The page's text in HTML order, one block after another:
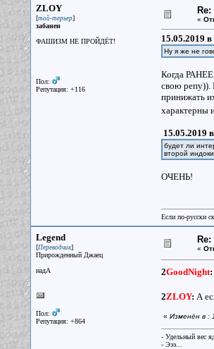
ZLOY
[той-терьер]
забанен
ФАШИЗМ НЕ ПРОЙДЁТ!
Пол:
Репутация: +116
«
15.05.2019
Ну я же не
Когда
свою репу)).
принижать
характерны
15.05.2019
будет ли
второй
ОЧЕНЬ!
Если по-русски
Legend
[Переводчик]
Прирожденный Джаец
надА
Пол:
Репутация: +864
«
2GoodNight:
2ZLOY: А
« Изменён в :
- Удельный вес
- Эээ...